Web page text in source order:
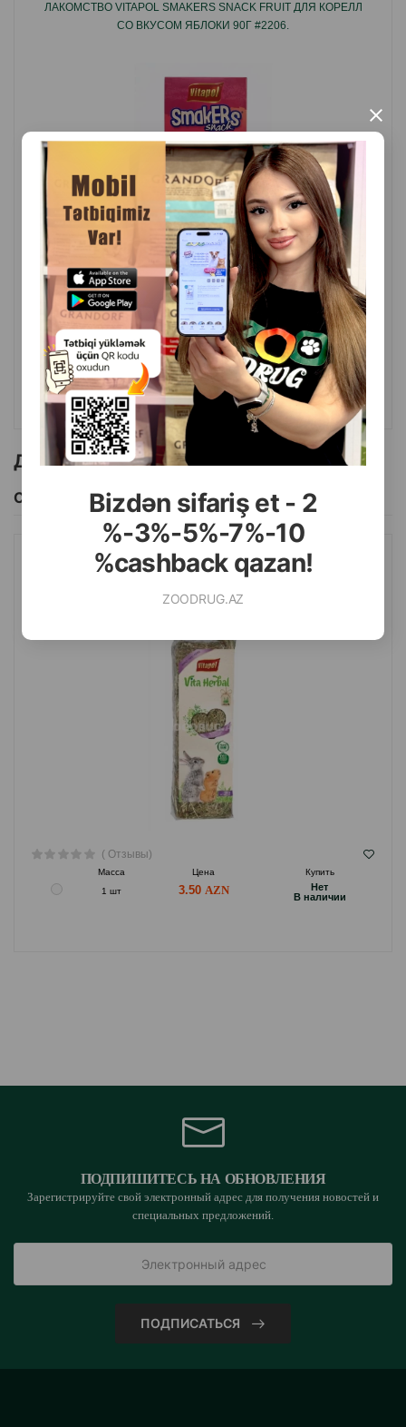
Bizdən sifariş et - 2
%-3%-5%-7%-10
%cashback qazan!
ZOODRUG.AZ
×
ЛАКОМСТВО VITAPOL SMAKERS SNACK FRUIT ДЛЯ КОРЕЛЛ
СО ВКУСОМ ЯБЛОКИ 90Г #2206.
( Отзывы)
Масса Цена
Купить
1 шт
4.50
КУПИТЬ
Другие товоры бренда
Смотреть Все
СЕНО VITAPOL ДЛЯ ГРЫЗУНОВ И КРОЛИКОВ 500 ГР.
( Отзывы)
Масса Цена
Купить
1 шт
3.50
Hет
B наличии
ПОДПИШИТЕСЬ НА ОБНОВЛЕНИЯ
Зарегистрируйте свой электронный адрес для получения новостей и
специальных предложений.
ПОДПИСАТЬСЯ